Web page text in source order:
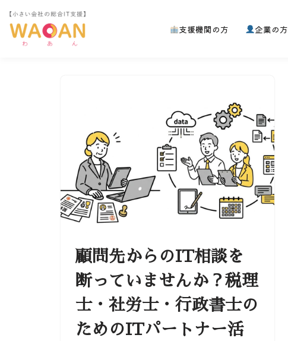
コ
支援機関の方 企業の方
顧問先からのIT相談を
断っていませんか？税理
士・社労士・行政書士の
ためのITパートナー活